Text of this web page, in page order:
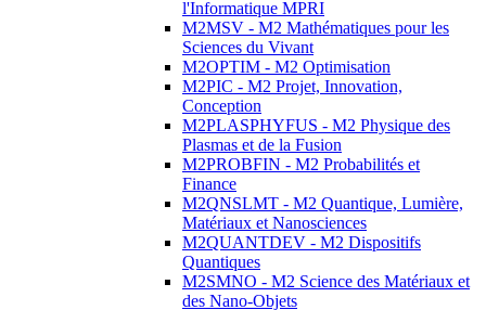
l'Informatique MPRI
M2MSV - M2 Mathématiques pour les
Sciences du Vivant
M2OPTIM - M2 Optimisation
M2PIC - M2 Projet, Innovation,
Conception
M2PLASPHYFUS - M2 Physique des
Plasmas et de la Fusion
M2PROBFIN - M2 Probabilités et
Finance
M2QNSLMT - M2 Quantique, Lumière,
Matériaux et Nanosciences
M2QUANTDEV - M2 Dispositifs
Quantiques
M2SMNO - M2 Science des Matériaux et
des Nano-Objets